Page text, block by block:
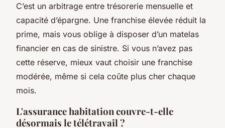
C’est un arbitrage entre trésorerie mensuelle et
capacité d’épargne. Une franchise élevée réduit la
prime, mais vous oblige à disposer d’un matelas
financier en cas de sinistre. Si vous n’avez pas
cette réserve, mieux vaut choisir une franchise
modérée, même si cela coûte plus cher chaque
mois.
L'assurance habitation couvre-t-elle
désormais le télétravail ?